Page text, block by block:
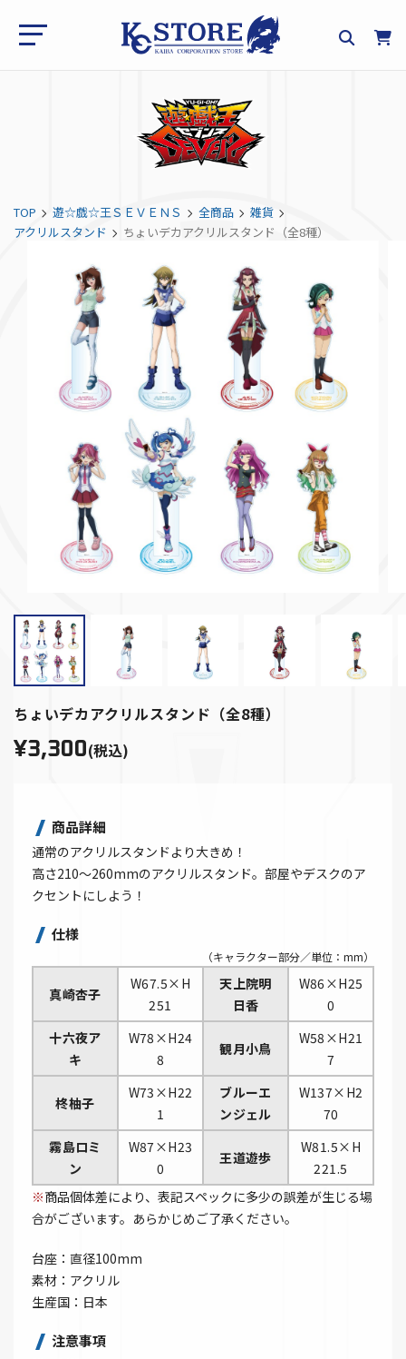
TOP 遊☆戯☆王ＳＥＶＥＮＳ 全商品
雑貨
アクリルスタンド
ちょいデカアクリルスタンド（全8種）
ちょいデカアクリルスタンド（全8種）
¥3,300(税込)
商品詳細
通常のアクリルスタンドより大きめ！
高さ210～260mmのアクリルスタンド。部屋やデスクのア
クセントにしよう！
仕様
（キャラクター部分／単位：mm）
真崎杏子
W67.5×H
251
天上院明
日香
W86×H25
0
十六夜ア
キ
W78×H24
8
観月小鳥
W58×H21
7
柊柚子
W73×H22
1
ブルーエ
ンジェル
W137×H2
70
霧島ロミ
ン
W87×H23
0
王道遊歩
W81.5×H
221.5
※商品個体差により、表記スペックに多少の誤差が生じる場
合がございます。あらかじめご了承ください。
台座：直径100mm
素材：アクリル
生産国：日本
注意事項